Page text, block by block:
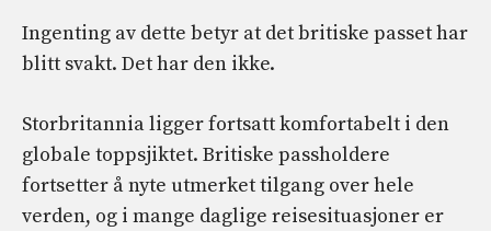
Ingenting av dette betyr at det britiske passet har
blitt svakt. Det har den ikke.
Storbritannia ligger fortsatt komfortabelt i den
globale toppsjiktet. Britiske passholdere
fortsetter å nyte utmerket tilgang over hele
verden, og i mange daglige reisesituasjoner er